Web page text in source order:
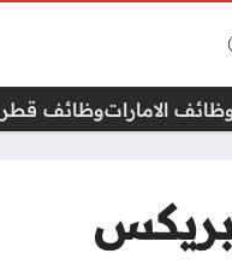
الاماراتوظائف قطر